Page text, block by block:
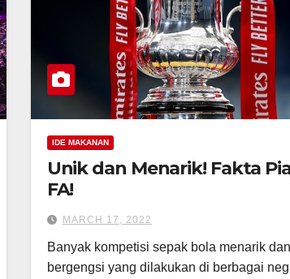
IDE MAKANAN
Unik dan Menarik! Fakta
FA!
MARCH 17, 2022
Banyak kompetisi sepak bola menarik dan
bergengsi yang dilakukan di berbagai